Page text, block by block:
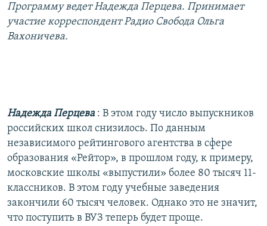
СИБИРЬ.РЕАЛИИ
РАСПИСАНИЕ ВЕЩАНИЯ
Все сайты РСЕ/РС
Программу ведет Надежда Перцева. Принимает
участие корреспондент Радио Свобода Ольга
Вахоничева.
Надежда Перцева : В этом году число выпускников
российских школ снизилось. По данным
независимого рейтингового агентства в сфере
образования «Рейтор», в прошлом году, к примеру,
московские школы «выпустили» более 80 тысяч 11-
классников. В этом году учебные заведения
закончили 60 тысяч человек. Однако это не значит,
что поступить в ВУЗ теперь будет проще.